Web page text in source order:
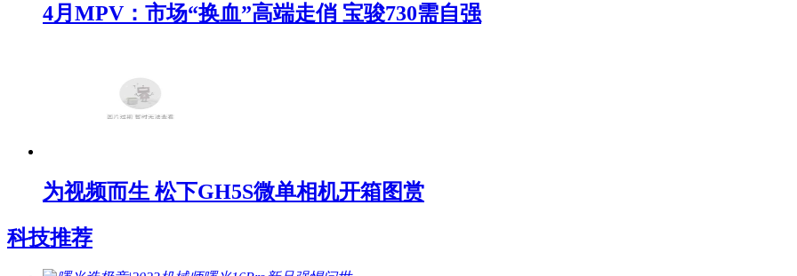
4月MPV：市场“换血”高端走俏 宝骏730需自强
为视频而生 松下GH5S微单相机开箱图赏
科技推荐